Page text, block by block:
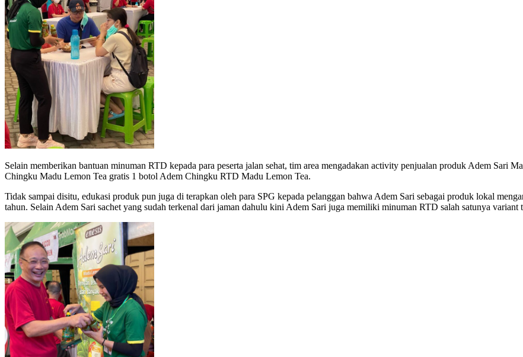
Selain memberikan bantuan minuman RTD kepada para peserta jalan sehat, tim area mengadakan activity penjualan produk Adem Sari
Chingku Madu Lemon Tea gratis 1 botol Adem Chingku RTD Madu Lemon Tea.
Tidak sampai disitu, edukasi produk pun juga di terapkan oleh para SPG kepada pelanggan bahwa Adem Sari sebagai produk lokal
tahun. Selain Adem Sari sachet yang sudah terkenal dari jaman dahulu kini Adem Sari juga memiliki minuman RTD salah satunya